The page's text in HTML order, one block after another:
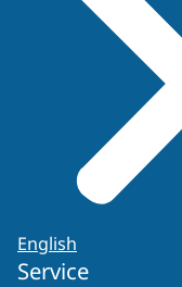
English
Service